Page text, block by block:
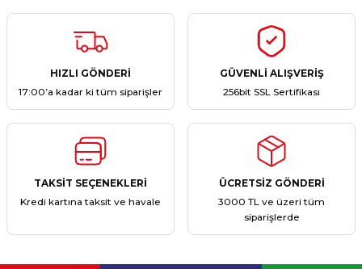
Yorum Yaz
Ürün hakkında henüz soru sorulmamış.
HIZLI GÖNDERİ
17:00’a kadar ki tüm siparişler
GÜVENLİ ALIŞVERİŞ
256bit SSL Sertifikası
TAKSİT SEÇENEKLERİ
Kredi kartına taksit ve havale
ÜCRETSİZ GÖNDERİ
3000 TL ve üzeri tüm
siparişlerde